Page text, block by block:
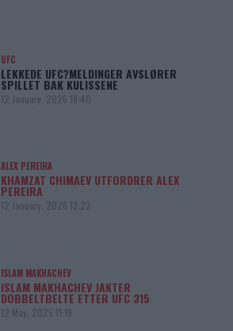
UFC
LEKKEDE UFC?MELDINGER AVSLØRER
SPILLET BAK KULISSENE
12 January, 2026 18:40
ALEX PEREIRA
KHAMZAT CHIMAEV UTFORDRER ALEX
PEREIRA
12 January, 2026 13:23
ISLAM MAKHACHEV
ISLAM MAKHACHEV JAKTER
DOBBELTBELTE ETTER UFC 315
12 May, 2025 11:19